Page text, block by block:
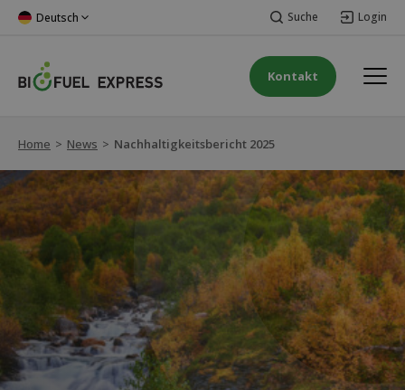
Deutsch Suche Login
Kontakt
Home > News > Nachhaltigkeitsbericht 2025